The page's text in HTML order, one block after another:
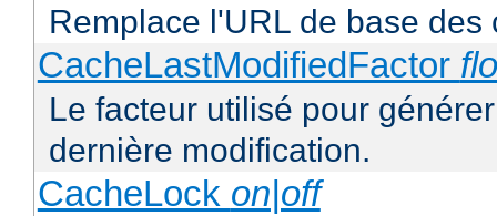
Remplace l'URL de base
CacheLastModifiedFactor
Le facteur utilisé pour
dernière modification.
CacheLock on|off